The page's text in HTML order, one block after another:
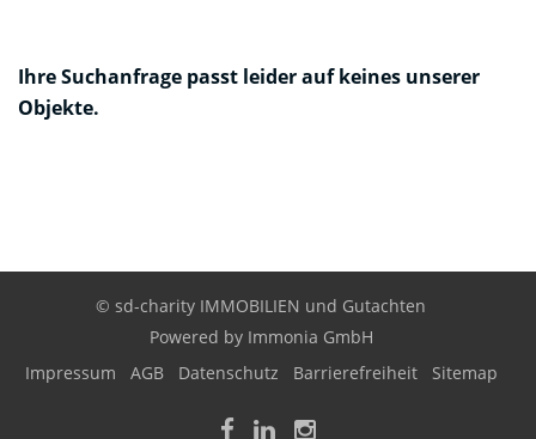
Ihre Suchanfrage passt leider auf keines unserer
Objekte.
© sd-charity IMMOBILIEN und Gutachten
Powered by Immonia GmbH
Impressum
AGB Datenschutz Barrierefreiheit Sitemap